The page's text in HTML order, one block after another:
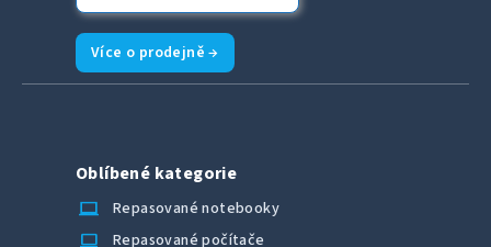
Více o prodejně →
Oblíbené kategorie
laptop_chromebook
Repasované notebooky
computer Repasované počítače